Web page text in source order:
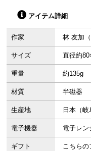
アイテム詳細
作家 林 友加
サイズ 直径約
重量 約135g
材質 半磁器
生産地 日本（岐
電子機器 電子レン
ギフト こちらの